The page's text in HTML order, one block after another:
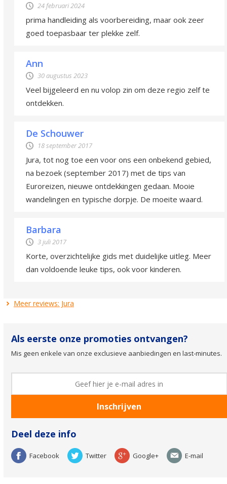
24 februari 2024
prima handleiding als voorbereiding, maar ook zeer
goed toepasbaar ter plekke zelf.
Ann
30 augustus 2023
Veel bijgeleerd en nu volop zin om deze regio zelf te
ontdekken.
De Schouwer
18 september 2017
Jura, tot nog toe een voor ons een onbekend gebied,
na bezoek (september 2017) met de tips van
Euroreizen, nieuwe ontdekkingen gedaan. Mooie
wandelingen en typische dorpje. De moeite waard.
Barbara
3 juli 2017
Korte, overzichtelijke gids met duidelijke uitleg. Meer
dan voldoende leuke tips, ook voor kinderen.
Meer reviews: Jura
Als eerste onze promoties ontvangen?
Mis geen enkele van onze exclusieve aanbiedingen en last-minutes.
Deel deze info
Facebook Twitter Google+ E-mail